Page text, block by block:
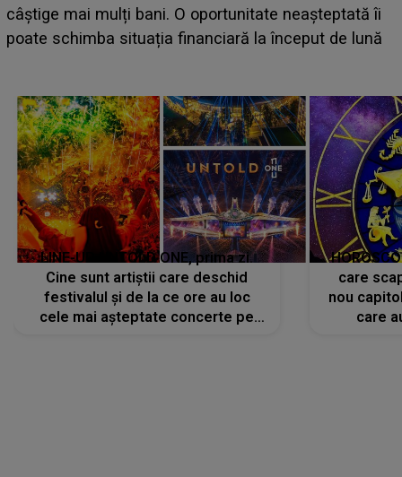
mai mulți bani. O oportunitate neașteptată îi
schimba situația financiară la început de lună
LINE-UP UNTOLD ONE, prima zi.
Cine sunt artiștii care deschid
festivalul și de la ce ore au loc
cele mai așteptate concerte pe
care
nou
care